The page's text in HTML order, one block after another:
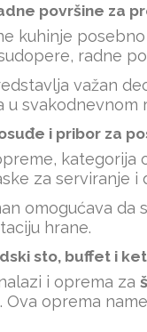
površine za
kuhinje posebno
radne
važan
u svakodnevnom
i pribor za
kategorija
za serviranje
omogućava
hrane.
sto, buffet i
i oprema za
Ova oprema